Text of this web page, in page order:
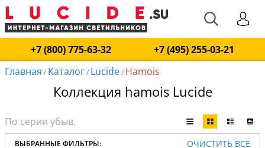
+7 (800) 775-63-32
+7 (495) 255-03-21
Главная / Каталог/ Lucide/ Hamois
Коллекция hamois Lucide
ВЫБРАННЫЕ ФИЛЬТРЫ: ОЧИСТИТЬ ВСЕ